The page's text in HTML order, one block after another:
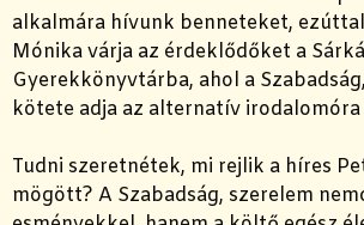
alkalmára hívunk benneteket,
Mónika várja az érdeklődőket a
Gyerekkönyvtárba, ahol a
kötete adja az alternatív
Tudni szeretnétek, mi rejlik a híres
mögött? A Szabadság, szerelem